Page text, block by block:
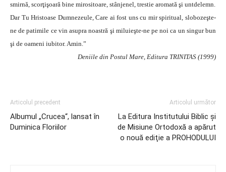
smirnă, scorţişoară bine mirositoare, stânjenel, trestie aromată şi untdelemn.
Dar Tu Hristoase Dumnezeule, Care ai fost uns cu mir spiritual, slobozeşte-
ne de patimile ce vin asupra noastră şi miluieşte-ne pe noi ca un singur bun
şi de oameni iubitor. Amin.”
Deniile din Postul Mare, Editura TRINITAS (1999)
Articolul precedent
Albumul „Crucea“, lansat în
Duminica Floriilor
Articolul următor
La Editura Institutului Biblic şi
de Misiune Ortodoxă a apărut
o nouă ediţie a PROHODULUI